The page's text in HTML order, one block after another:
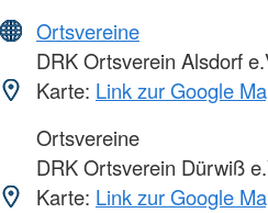
Ortsvereine
DRK Ortsverein Alsdorf
Karte: Link zur Google
Ortsvereine
DRK Ortsverein Dürwiß
Karte: Link zur Google